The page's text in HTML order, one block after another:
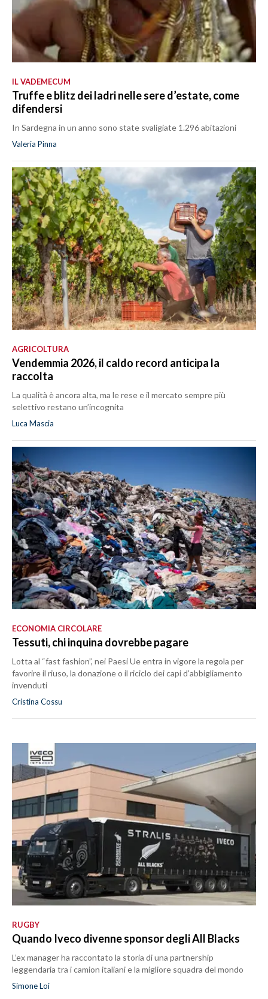
IL VADEMECUM
Truffe e blitz dei ladri nelle sere d’estate, come
difendersi
In Sardegna in un anno sono state svaligiate 1.296 abitazioni
Valeria Pinna
AGRICOLTURA
Vendemmia 2026, il caldo record anticipa la
raccolta
La qualità è ancora alta, ma le rese e il mercato sempre più
selettivo restano un’incognita
Luca Mascia
ECONOMIA CIRCOLARE
Tessuti, chi inquina dovrebbe pagare
Lotta al “fast fashion”, nei Paesi Ue entra in vigore la regola per
favorire il riuso, la donazione o il riciclo dei capi d’abbigliamento
invenduti
Cristina Cossu
RUGBY
Quando Iveco divenne sponsor degli All Blacks
L’ex manager ha raccontato la storia di una partnership
leggendaria tra i camion italiani e la migliore squadra del mondo
Simone Loi